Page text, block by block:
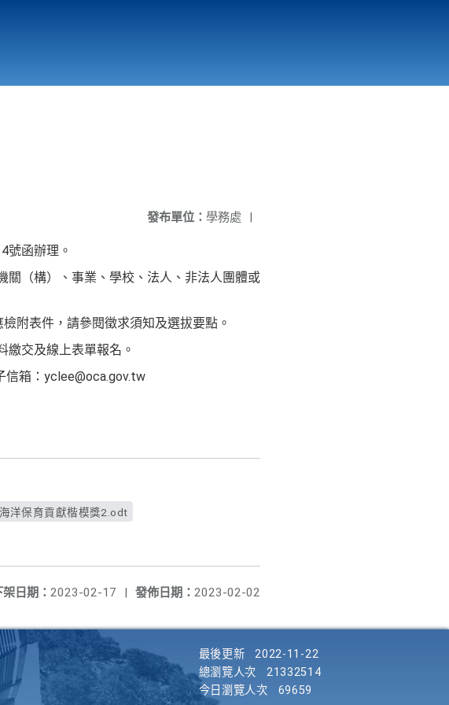
發布單位： 學務處 |
號函辦理。
關（構）、事業、學校、法人、非法人團體或
附表件，請參閱徵求須知及選拔要點。
繳交及線上表單報名。
箱：yclee@oca.gov.tw
海洋保育貢獻楷模獎2.odt
發佈日期： 2023-02-02
架日期： 2023-02-17 |
最後更新
2022-11-22
總瀏覽人次
21332514
今日瀏覽人次
69659